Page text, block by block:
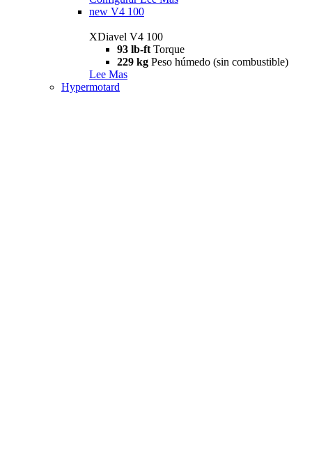
new V4 100
XDiavel V4 100
93 lb-ft Torque
229 kg Peso húmedo (sin combustible)
Lee Mas
Hypermotard